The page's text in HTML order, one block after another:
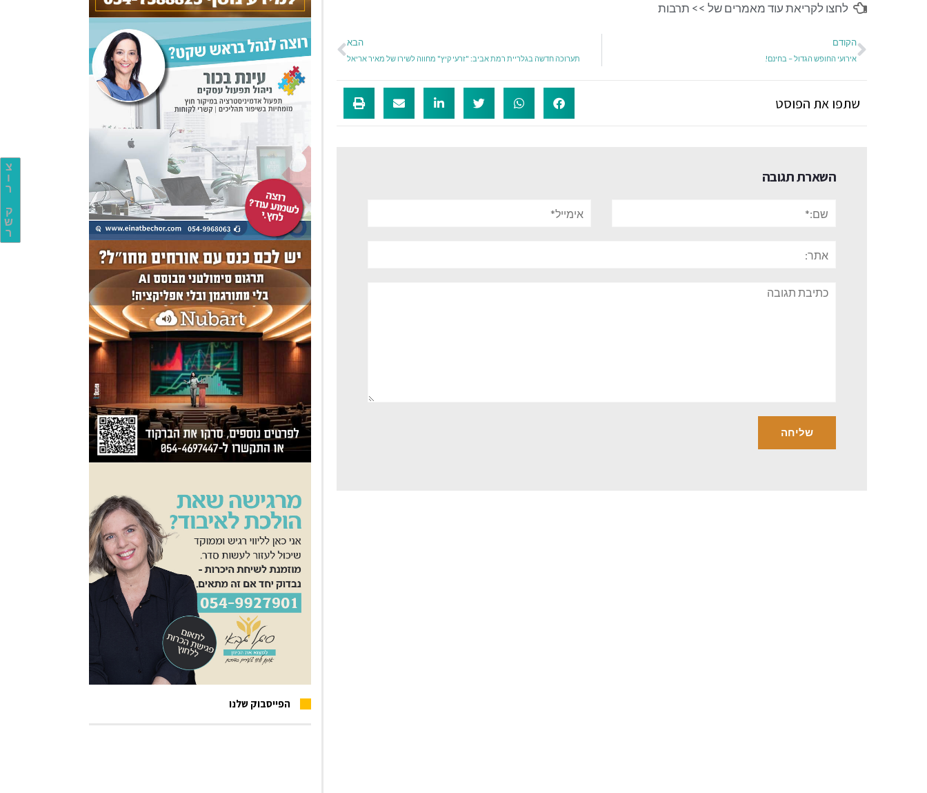
צ
ו
ר
ק
ש
ר
לחצו לקריאת עוד מאמרים של >> תרבות
הקודם
אירועי החופש הגדול – בחינם!
הבא
תערוכה חדשה בגלריית רמת אביב: "זרעי קיץ" מחווה לשירו של מאיר אריאל
שתפו את הפוסט
השארת תגובה
תגובה
הפייסבוק שלנו